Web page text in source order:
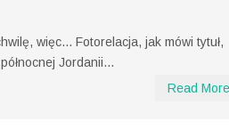
i inne - co warto